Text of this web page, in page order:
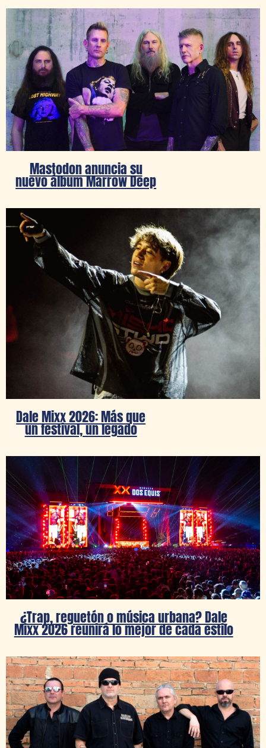
Mastodon anuncia su
nuevo álbum Marrow Deep
Dale Mixx 2026: Más que
un festival, un legado
¿Trap, reguetón o música urbana? Dale
Mixx 2026 reunirá lo mejor de cada estilo